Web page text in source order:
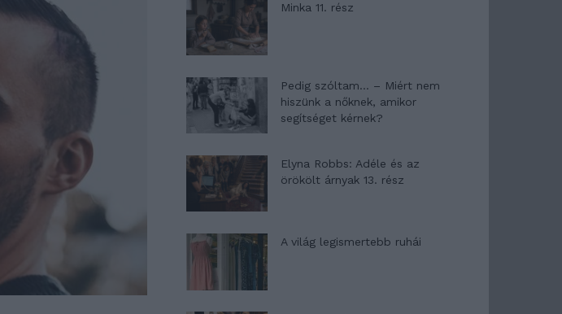
Minka 11. rész
Pedig szóltam… – Miért nem
hiszünk a nőknek, amikor
segítséget kérnek?
Elyna Robbs: Adéle és az
örökölt árnyak 13. rész
A világ legismertebb ruhái